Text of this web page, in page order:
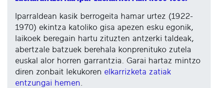
Iparraldean kasik berrogeita hamar urtez (1922-
1970) ekintza katoliko gisa apezen esku egonik,
laikoek beregain hartu zituzten antzerki taldeak,
abertzale batzuek berehala konprenituko zutela
euskal alor horren garrantzia. Garai hartaz mintzo
diren zonbait lekukoren elkarrizketa zatiak
entzungai hemen